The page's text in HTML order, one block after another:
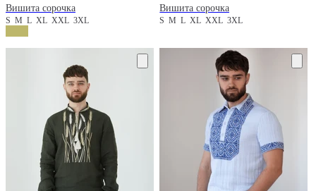
Вишита сорочка
S M L XL XXL 3XL
Вишита сорочка
SMLXLXXL3XL